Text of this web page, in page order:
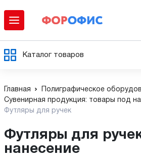
Каталог товаров
Главная
Полиграфическое
Сувенирная продукция: товары под
Футляры для ручек
Футляры для ручек под
нанесение